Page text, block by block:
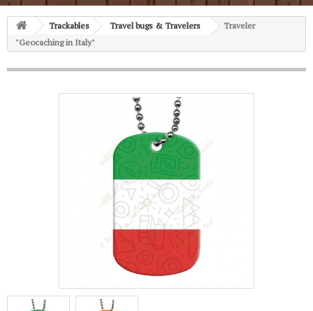
Trackables Travel bugs & Travelers
Traveler
"Geocaching in Italy"